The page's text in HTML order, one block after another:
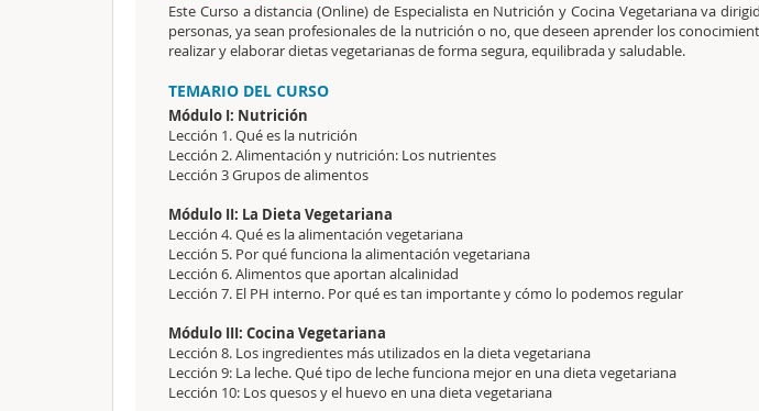
Este Curso a distancia (Online) de Especialista en Nutrición y Cocina Vegetariana va
personas, ya sean profesionales de la nutrición o no, que deseen aprender los
realizar y elaborar dietas vegetarianas de forma segura, equilibrada y saludable.
TEMARIO DEL CURSO
Módulo I: Nutrición
Lección 1. Qué es la nutrición
Lección 2. Alimentación y nutrición: Los nutrientes
Lección 3 Grupos de alimentos
Módulo II: La Dieta Vegetariana
Lección 4. Qué es la alimentación vegetariana
Lección 5. Por qué funciona la alimentación vegetariana
Lección 6. Alimentos que aportan alcalinidad
Lección 7. El PH interno. Por qué es tan importante y cómo lo podemos regular
Módulo III: Cocina Vegetariana
Lección 8. Los ingredientes más utilizados en la dieta vegetariana
Lección 9: La leche. Qué tipo de leche funciona mejor en una dieta vegetariana
Lección 10: Los quesos y el huevo en una dieta vegetariana